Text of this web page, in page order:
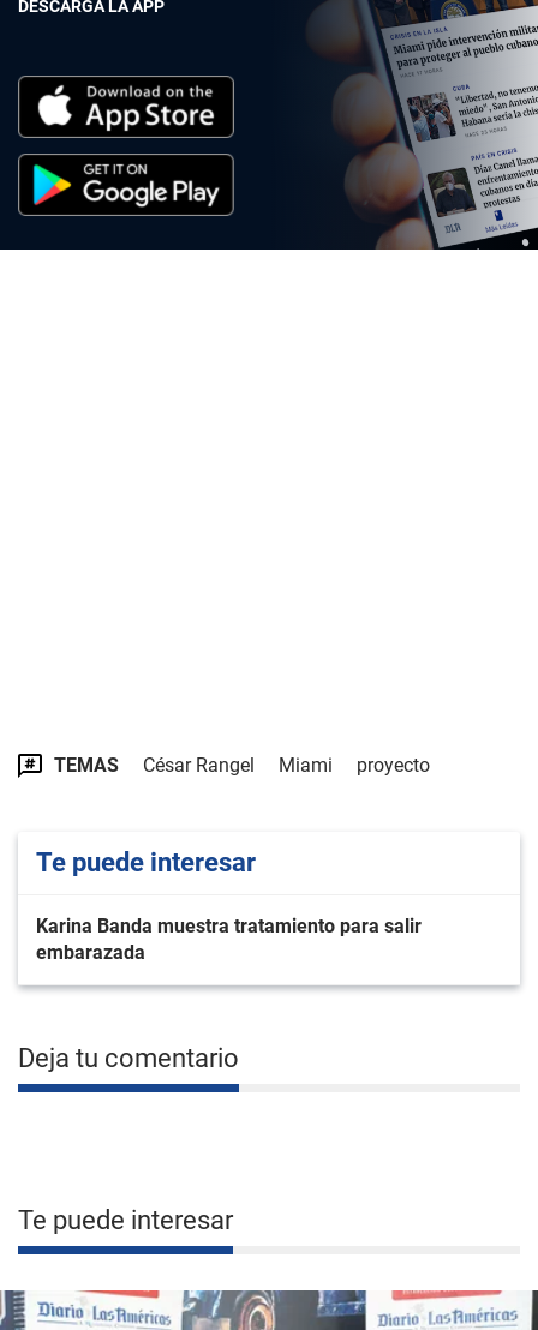
DESCARGA LA APP
TEMAS César Rangel Miami proyecto
Te puede interesar
Karina Banda muestra tratamiento para salir
embarazada
Deja tu comentario
Te puede interesar